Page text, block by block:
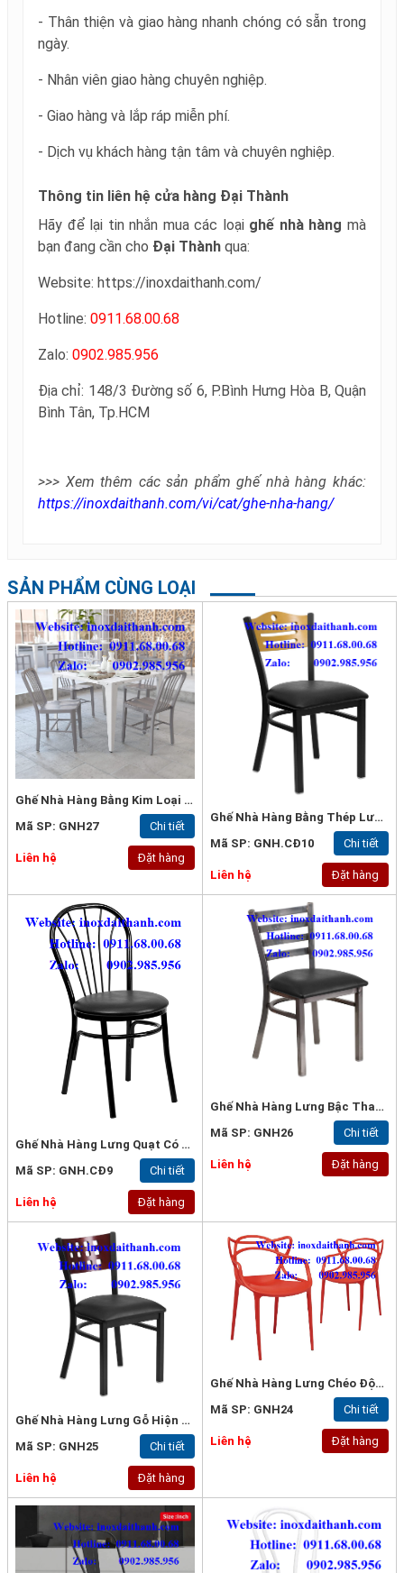
- Thân thiện và giao hàng nhanh chóng có sẵn trong
ngày.
- Nhân viên giao hàng chuyên nghiệp.
- Giao hàng và lắp ráp miễn phí.
- Dịch vụ khách hàng tận tâm và chuyên nghiệp.
Thông tin liên hệ cửa hàng Đại Thành
Hãy để lại tin nhắn mua các loại ghế nhà hàngmà
bạn đang cần cho Đại Thành qua:
Website: https://inoxdaithanh.com/
Hotline: 0911.68.00.68
Zalo: 0902.985.956
Địa chỉ: 148/3 Đường số 6, P.Bình Hưng Hòa B, Quận
Bình Tân, Tp.HCM
>>> Xem thêm các sản phẩm ghế nhà hàng khác:
https://inoxdaithanh.com/vi/cat/ghe-nha-hang/
SẢN PHẨM CÙNG LOẠI
Ghế Nhà Hàng Bằng Kim Loại Không Gỉ
Mã SP: GNH27
Chi tiết
Liên hệ Đặt hàng
Ghế Nhà Hàng Bằng Thép Lưng Gỗ Tự Nhiên
Mã SP: GNH.CĐ10
Chi tiết
Liên hệ Đặt hàng
Ghế Nhà Hàng Lưng Quạt Có Đệm
Mã SP: GNH.CĐ9
Chi tiết
Liên hệ Đặt hàng
Ghế Nhà Hàng Lưng Bậc Thang
Mã SP: GNH26
Chi tiết
Liên hệ Đặt hàng
Ghế Nhà Hàng Lưng Gỗ Hiện Đại
Mã SP: GNH25
Chi tiết
Liên hệ Đặt hàng
Ghế Nhà Hàng Lưng Chéo Độc Lạ
Mã SP: GNH24
Chi tiết
Liên hệ Đặt hàng